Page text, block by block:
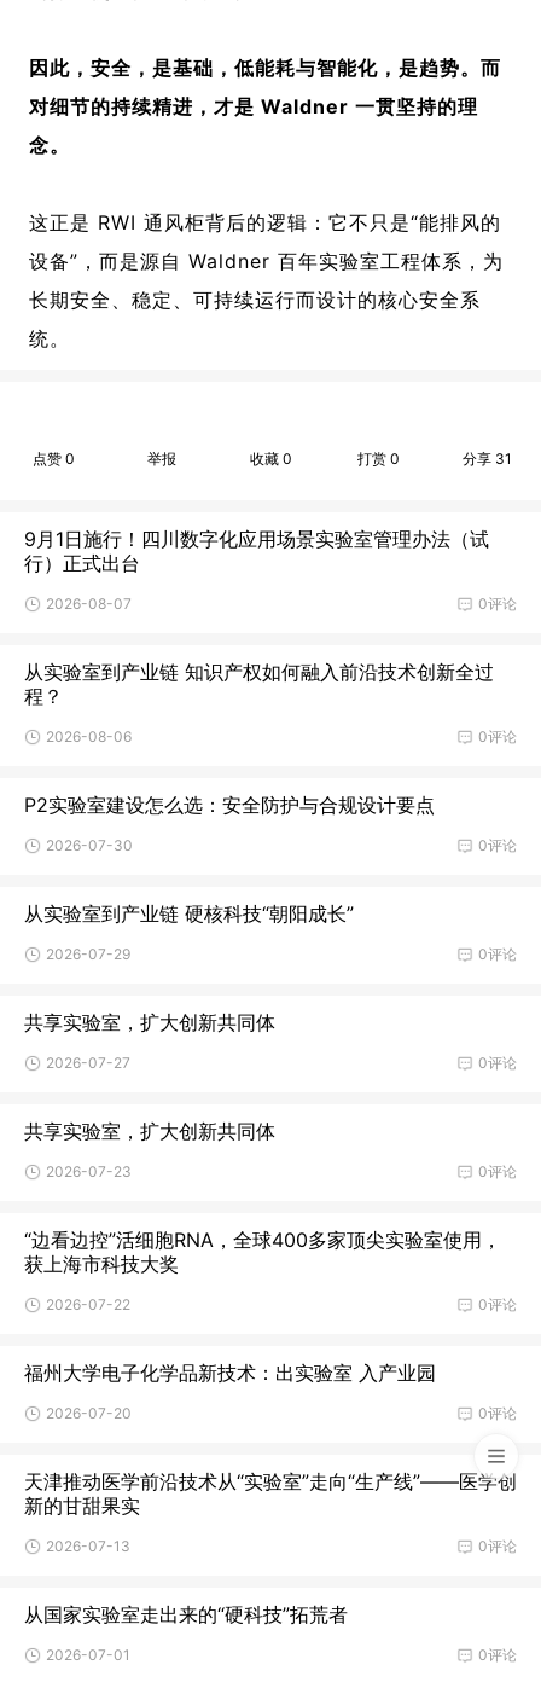
因此， 安全，是基础， 低能耗与智能化，是趋势。而
对细节的持续精进，才是 Waldner 一贯坚持的理
念。
这正是 RWI 通风柜背后的逻辑：它不只是“能排风的
设备”，而是源自 Waldner 百年实验室工程体系，为
长期安全、稳定、可持续运行而设计的核心安全系
统。
点赞0 举报 收藏 0 打赏0 分享 31
9月1日施行！四川数字化应用场景实验室管理办法（试
行）正式出台
0评论
2026-08-07
从实验室到产业链 知识产权如何融入前沿技术创新全过
程？
0评论
2026-08-06
P2实验室建设怎么选：安全防护与合规设计要点
0评论
2026-07-30
从实验室到产业链 硬核科技“朝阳成长”
0评论
2026-07-29
共享实验室，扩大创新共同体
0评论
2026-07-27
共享实验室，扩大创新共同体
0评论
2026-07-23
“边看边控”活细胞RNA，全球400多家顶尖实验室使用，
获上海市科技大奖
0评论
2026-07-22
福州大学电子化学品新技术：出实验室 入产业园
0评论
2026-07-20
天津推动医学前沿技术从“实验室”走向“生产线”——医学创
新的甘甜果实
0评论
2026-07-13
从国家实验室走出来的“硬科技”拓荒者
0评论
2026-07-01